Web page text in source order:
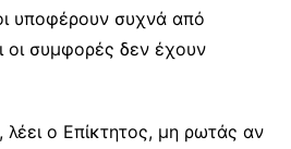
υποφέρουν συχνά από
οι συμφορές δεν έχουν
ο Επίκτητος, μη ρωτάς αν